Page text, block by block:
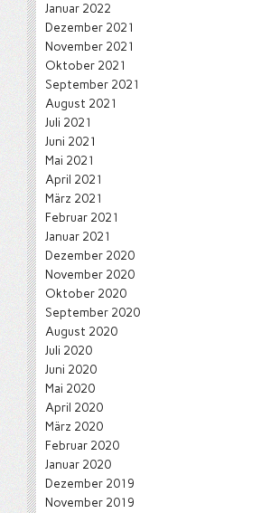
Januar 2022
Dezember 2021
November 2021
Oktober 2021
September 2021
August 2021
Juli 2021
Juni 2021
Mai 2021
April 2021
März 2021
Februar 2021
Januar 2021
Dezember 2020
November 2020
Oktober 2020
September 2020
August 2020
Juli 2020
Juni 2020
Mai 2020
April 2020
März 2020
Februar 2020
Januar 2020
Dezember 2019
November 2019